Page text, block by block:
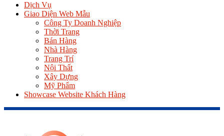
Dịch Vụ
Giao Diện Web Mẫu
Công Ty Doanh Nghiệp
Thời Trang
Bán Hàng
Nhà Hàng
Trang Trí
Nội Thất
Xây Dựng
Mỹ Phẩm
Showcase Website Khách Hàng